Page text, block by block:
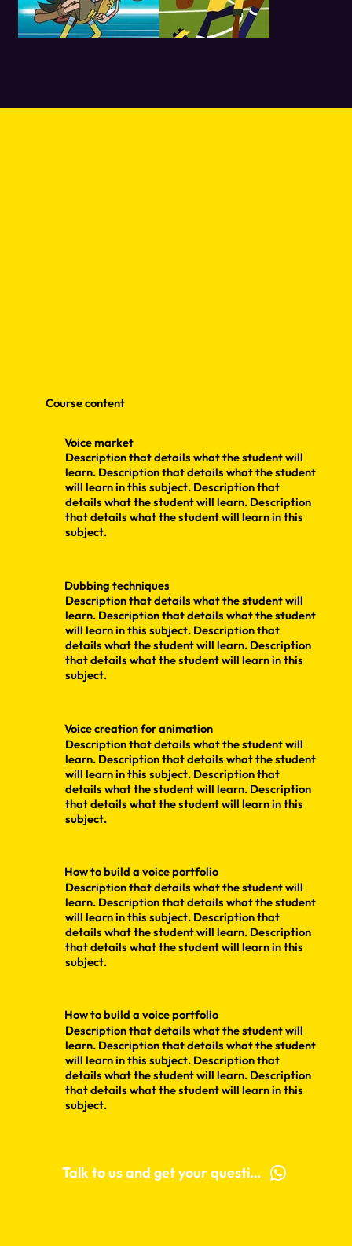
Course content
Voice market
Description that details what the student will
learn. Description that details what the student
will learn in this subject. Description that
details what the student will learn. Description
that details what the student will learn in this
subject.
Dubbing techniques
Description that details what the student will
learn. Description that details what the student
will learn in this subject. Description that
details what the student will learn. Description
that details what the student will learn in this
subject.
Voice creation for animation
Description that details what the student will
learn. Description that details what the student
will learn in this subject. Description that
details what the student will learn. Description
that details what the student will learn in this
subject.
How to build a voice portfolio
Description that details what the student will
learn. Description that details what the student
will learn in this subject. Description that
details what the student will learn. Description
that details what the student will learn in this
subject.
How to build a voice portfolio
Description that details what the student will
learn. Description that details what the student
will learn in this subject. Description that
details what the student will learn. Description
that details what the student will learn in this
subject.
Talk to us and get your questions answered